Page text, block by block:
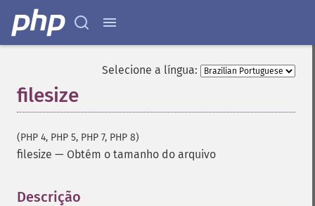
Selecione a língua:
filesize
(PHP 4, PHP 5, PHP 7, PHP 8)
filesize — Obtém o tamanho do arquivo
Descrição